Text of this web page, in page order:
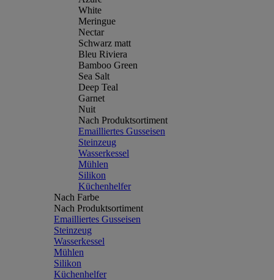
White
Meringue
Nectar
Schwarz matt
Bleu Riviera
Bamboo Green
Sea Salt
Deep Teal
Garnet
Nuit
Nach Produktsortiment
Emailliertes Gusseisen
Steinzeug
Wasserkessel
Mühlen
Silikon
Küchenhelfer
Nach Farbe
Nach Produktsortiment
Emailliertes Gusseisen
Steinzeug
Wasserkessel
Mühlen
Silikon
Küchenhelfer